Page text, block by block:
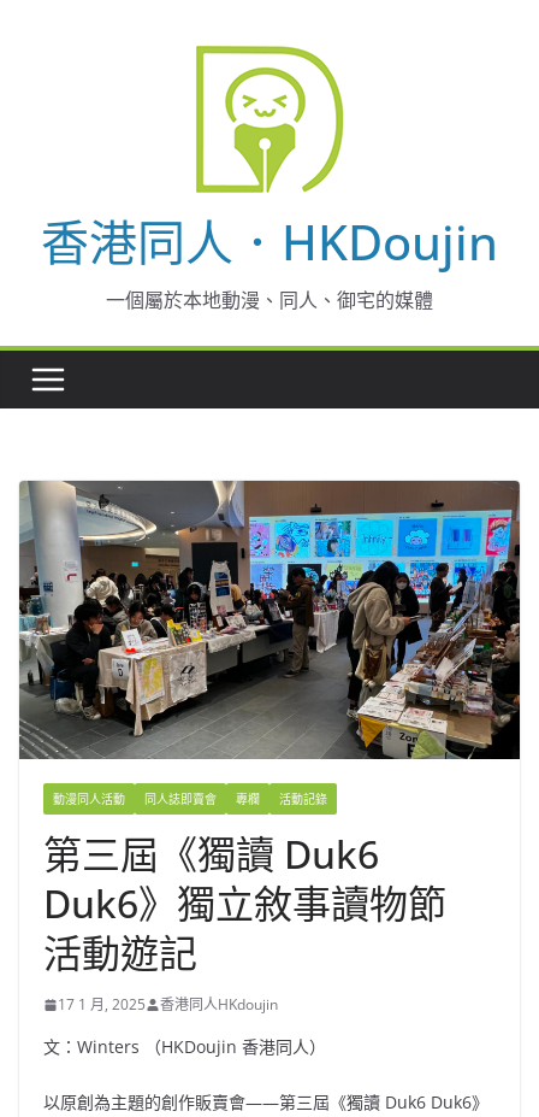
香港同人．HKDoujin
一個屬於本地動漫、同人、御宅的媒體
動漫同人活動 同人誌即賣會 專欄 活動記錄
第三屆《獨讀 Duk6
Duk6》獨立敘事讀物節
活動遊記
17 1 月, 2025 香港同人HKdoujin
文：Winters （HKDoujin 香港同人）
以原創為主題的創作販賣會——第三屆《獨讀 Duk6 Duk6》